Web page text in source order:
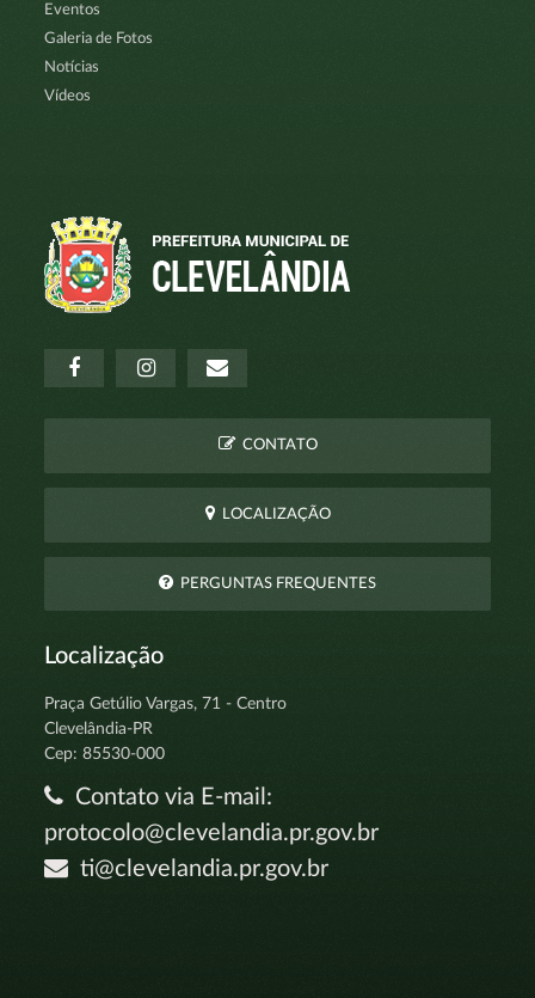
Eventos
Galeria de Fotos
Notícias
Vídeos
CONTATO
LOCALIZAÇÃO
PERGUNTAS FREQUENTES
Localização
Praça Getúlio Vargas, 71 - Centro
Clevelândia-PR
Cep: 85530-000
Contato via E-mail:
protocolo@clevelandia.pr.gov.br
ti@clevelandia.pr.gov.br